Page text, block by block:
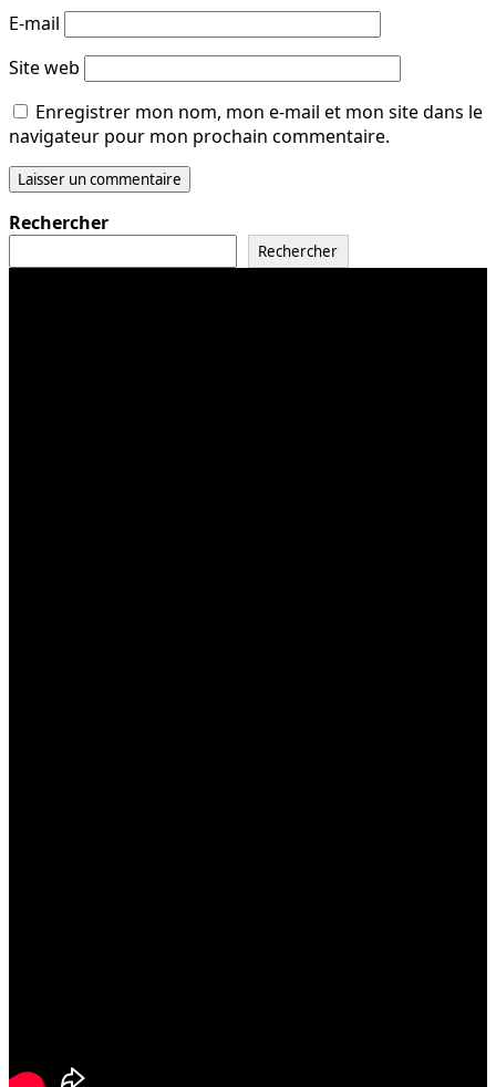
E-mail
Site web
Enregistrer mon nom, mon e-mail et mon site dans le
navigateur pour mon prochain commentaire.
Rechercher
Rechercher